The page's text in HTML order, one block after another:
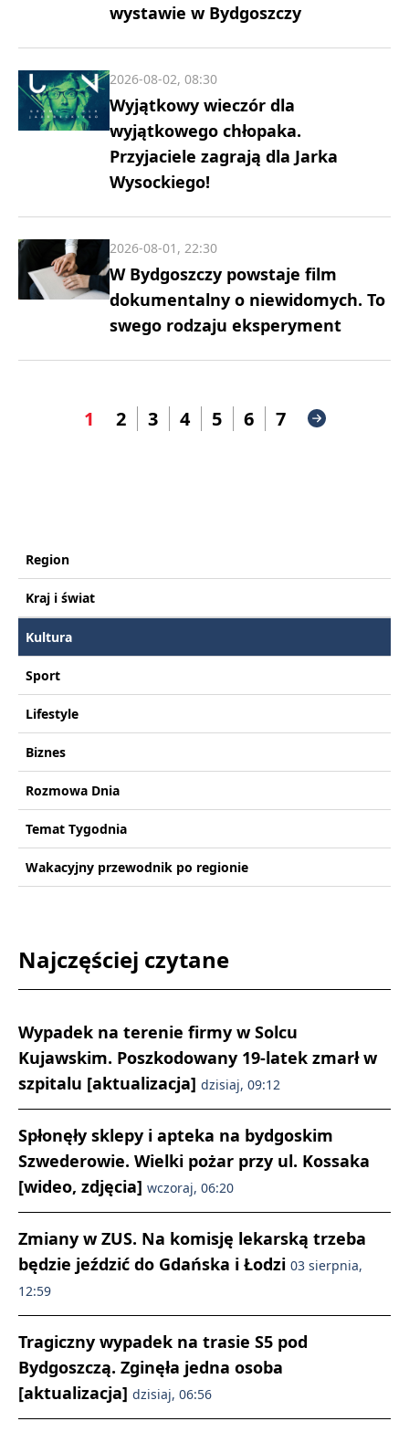
wystawie w Bydgoszczy
Wyjątkowy wieczór dla
wyjątkowego chłopaka.
Przyjaciele zagrają dla Jarka
Wysockiego!
2026-08-02, 08:30
W Bydgoszczy powstaje film
dokumentalny o niewidomych. To
swego rodzaju eksperyment
2026-08-01, 22:30
1 2 3 4 5 6 7
Region
Kraj i świat
Kultura
Sport
Lifestyle
Biznes
Rozmowa Dnia
Temat Tygodnia
Wakacyjny przewodnik po regionie
Najczęściej czytane
Wypadek na terenie firmy w Solcu
Kujawskim. Poszkodowany 19-latek zmarł w
szpitalu [aktualizacja] dzisiaj, 09:12
Spłonęły sklepy i apteka na bydgoskim
Szwederowie. Wielki pożar przy ul. Kossaka
[wideo, zdjęcia] wczoraj, 06:20
Zmiany w ZUS. Na komisję lekarską trzeba
będzie jeździć do Gdańska i Łodzi 03 sierpnia,
12:59
Tragiczny wypadek na trasie S5 pod
Bydgoszczą. Zginęła jedna osoba
[aktualizacja] dzisiaj, 06:56